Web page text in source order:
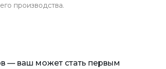
производства.
— ваш может стать первым